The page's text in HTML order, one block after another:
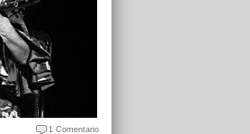
1 Comentario